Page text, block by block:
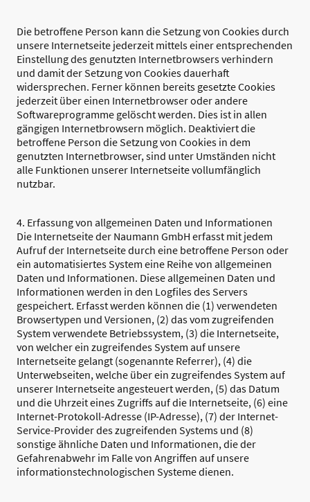
Die betroffene Person kann die Setzung von Cookies durch
unsere Internetseite jederzeit mittels einer entsprechenden
Einstellung des genutzten Internetbrowsers verhindern
und damit der Setzung von Cookies dauerhaft
widersprechen. Ferner können bereits gesetzte Cookies
jederzeit über einen Internetbrowser oder andere
Softwareprogramme gelöscht werden. Dies ist in allen
gängigen Internetbrowsern möglich. Deaktiviert die
betroffene Person die Setzung von Cookies in dem
genutzten Internetbrowser, sind unter Umständen nicht
alle Funktionen unserer Internetseite vollumfänglich
nutzbar.
4. Erfassung von allgemeinen Daten und Informationen
Die Internetseite der Naumann GmbH erfasst mit jedem
Aufruf der Internetseite durch eine betroffene Person oder
ein automatisiertes System eine Reihe von allgemeinen
Daten und Informationen. Diese allgemeinen Daten und
Informationen werden in den Logfiles des Servers
gespeichert. Erfasst werden können die (1) verwendeten
Browsertypen und Versionen, (2) das vom zugreifenden
System verwendete Betriebssystem, (3) die Internetseite,
von welcher ein zugreifendes System auf unsere
Internetseite gelangt (sogenannte Referrer), (4) die
Unterwebseiten, welche über ein zugreifendes System auf
unserer Internetseite angesteuert werden, (5) das Datum
und die Uhrzeit eines Zugriffs auf die Internetseite, (6) eine
Internet-Protokoll-Adresse (IP-Adresse), (7) der Internet-
Service-Provider des zugreifenden Systems und (8)
sonstige ähnliche Daten und Informationen, die der
Gefahrenabwehr im Falle von Angriffen auf unsere
informationstechnologischen Systeme dienen.